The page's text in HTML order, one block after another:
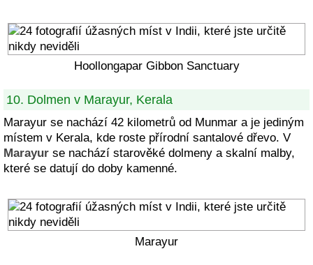
Hoollongapar Gibbon Sanctuary
10. Dolmen v Marayur, Kerala
Marayur se nachází 42 kilometrů od Munmar a je jediným
místem v Kerala, kde roste přírodní santalové dřevo. V
Marayur se nachází starověké dolmeny a skalní malby,
které se datují do doby kamenné.
Marayur